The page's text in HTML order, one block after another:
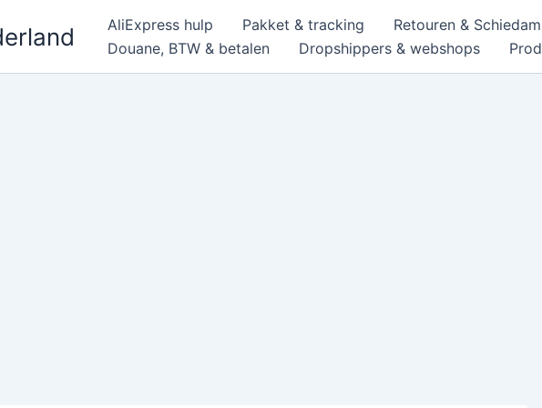
AliExpress hulp Pakket & tracking Retouren & Schiedam
Douane, BTW & betalen
Dropshippers & webshops